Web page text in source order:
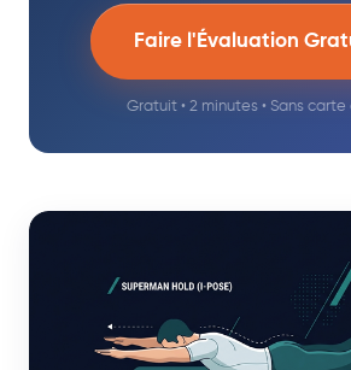
Faire l'Évaluation
Gratuit • 2 minutes • Sans